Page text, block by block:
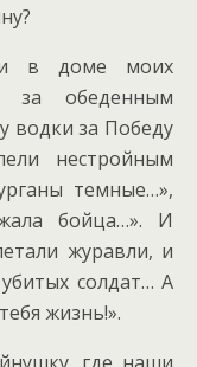
и в доме моих
за обеденным
водки за Победу
нестройным
темные…»,
бойца…». И
журавли, и
солдат… А
жизнь!».